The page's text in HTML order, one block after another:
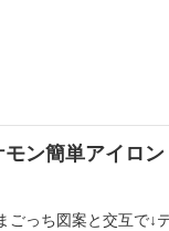
ン簡単アイロン
ごっち図案と交互で↓